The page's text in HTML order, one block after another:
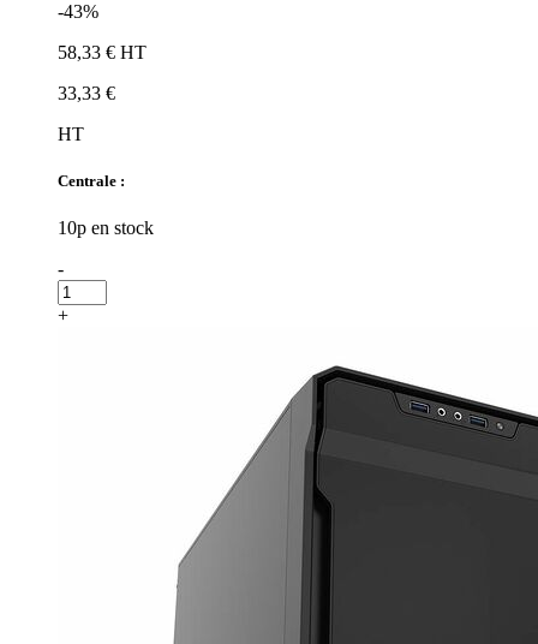
-43%
58,33 € HT
33,33 €
HT
Centrale :
10p en stock
-
+